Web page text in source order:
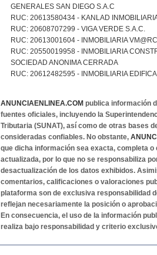
GENERALES SAN DIEGO S.A.C
RUC: 20613580434 - KANLAD
RUC: 20608707299 - VIGA VERDE S.A.C.
RUC: 20613001604 - INMOBILIARIA VM@RC
RUC: 20550019958 - INMOBILIARIA
SOCIEDAD ANONIMA CERRADA
RUC: 20612482595 - INMOBILIARIA
ANUNCIAENLINEA.COM publica información
fuentes oficiales, incluyendo la
Tributaria (SUNAT), así como de otras bases
consideradas confiables. No obstante,
que dicha información sea exacta, completa
actualizada, por lo que no se responsabiliza
desactualización de los datos exhibidos.
comentarios, calificaciones o valoraciones
plataforma son de exclusiva responsabilidad
reflejan necesariamente la posición o
En consecuencia, el uso de la información
realiza bajo responsabilidad y criterio